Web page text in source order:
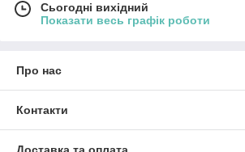
Сьогодні вихідний
Показати весь графік роботи
Про нас
Контакти